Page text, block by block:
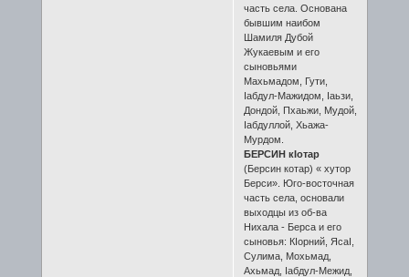
часть села. Основана
бывшим наибом
Шамиля Дубой
Жукаевым и его
сыновьями
Махьмадом, Гути,
Iабдул-Мажидом, Iаьзи,
Дондой, Пхаьжи, Мудой,
Iабдуллой, Хьажа-
Мурдом.
БЕРСИН кIотар
(Берсин котар) « хутор
Берси». Юго-восточная
часть села, основали
выходцы из об-ва
Нихала - Берса и его
сыновья: КIорний, ЯсаI,
Сулима, Мохьмад,
Ахьмад, Iабдул-Межид,